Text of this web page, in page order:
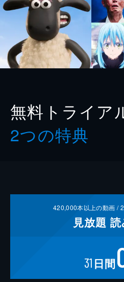
無料トライア
2つの特典
420,000本以上の動画 /
見放題
31 日間